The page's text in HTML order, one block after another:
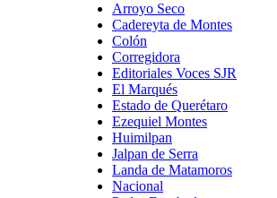
Arroyo Seco
Cadereyta de Montes
Colón
Corregidora
Editoriales Voces SJR
El Marqués
Estado de Querétaro
Ezequiel Montes
Huimilpan
Jalpan de Serra
Landa de Matamoros
Nacional